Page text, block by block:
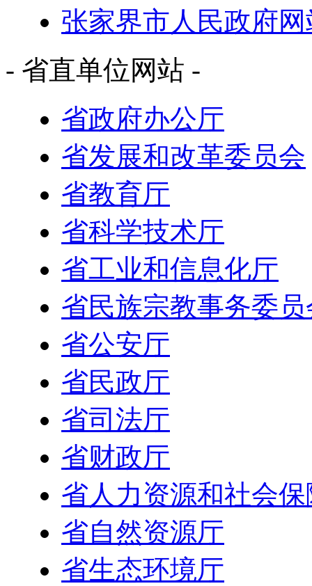
张家界市人民政府网
- 省直单位网站 -
省政府办公厅
省发展和改革委员会
省教育厅
省科学技术厅
省工业和信息化厅
省民族宗教事务委员
省公安厅
省民政厅
省司法厅
省财政厅
省人力资源和社会
省自然资源厅
省生态环境厅